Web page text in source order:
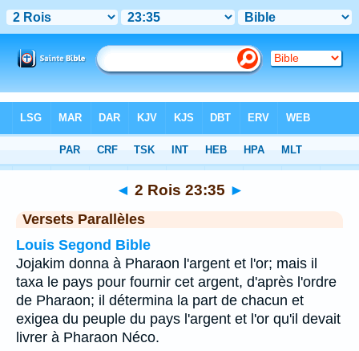
Chapitre 23> Verset 35
◄ 2 Rois 23:35 ►
Versets Parallèles
Louis Segond Bible
Jojakim donna à Pharaon l'argent et l'or; mais il
taxa le pays pour fournir cet argent, d'après l'ordre
de Pharaon; il détermina la part de chacun et
exigea du peuple du pays l'argent et l'or qu'il devait
livrer à Pharaon Néco.